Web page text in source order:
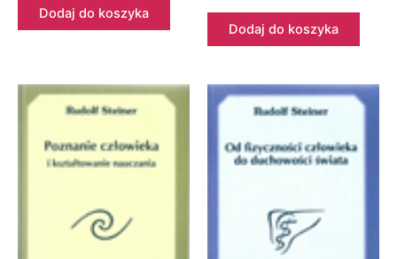
Dodaj do koszyka
Dodaj do koszyka